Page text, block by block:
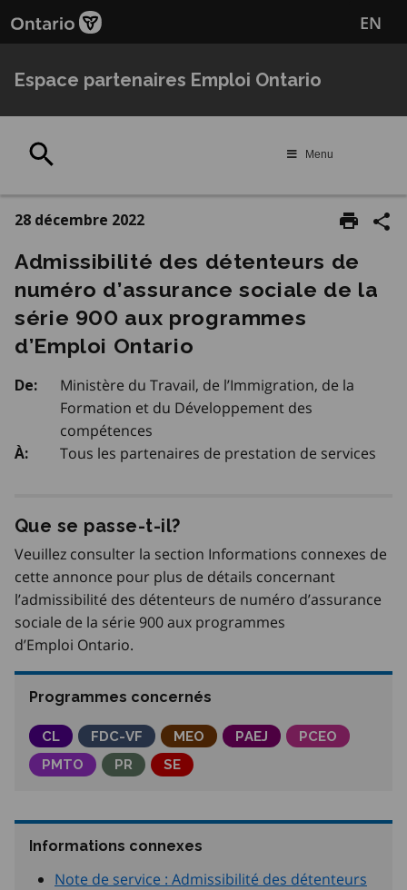
au
principal
EN
Espace partenaires Emploi Ontario
Menu
28 décembre 2022
Admissibilité des détenteurs de
numéro d’assurance sociale de la
série 900 aux programmes
d’Emploi Ontario
De:
Ministère du Travail, de l’Immigration, de la
Formation et du Développement des
compétences
À: Tous les partenaires de prestation de services
Que se passe-t-il?
Veuillez consulter la section Informations connexes de
cette annonce pour plus de détails concernant
l’admissibilité des détenteurs de numéro d’assurance
sociale de la série 900 aux programmes
d’Emploi Ontario.
Programmes concernés
Commissions locales
CL Fonds pour le développement des
FDC-VF Meilleurs emplois Ontario
MEO Programme d’accès à
PAEJ Partenariats
PCEO
Partenariats du marché du travail de l'Ontario
PMTO Parcours Réussite en éducation et au
PR Services d’emploi
SE
Informations connexes
Note de service : Admissibilité des détenteurs